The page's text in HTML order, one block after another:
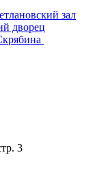
зал
дворец
3